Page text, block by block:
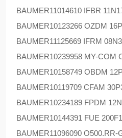
BAUMER11014610 IFBR
BAUMER10123266 OZDM
BAUMER11125669 IFRM
BAUMER10239958 MY-COM
BAUMER10158749 OBDM
BAUMER10119709 CFAM
BAUMER10234189 FPDM
BAUMER10144391 FUE
BAUMER11096090 O500.RR-